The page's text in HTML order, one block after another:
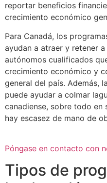
reportar beneficios
crecimiento económico
Para Canadá, los
ayudan a atraer y retener
autónomos cualificados
crecimiento económico y
general del país. Además,
puede ayudar a colmar
canadiense, sobre todo
hay escasez de mano de
Póngase en contacto con
Tipos de